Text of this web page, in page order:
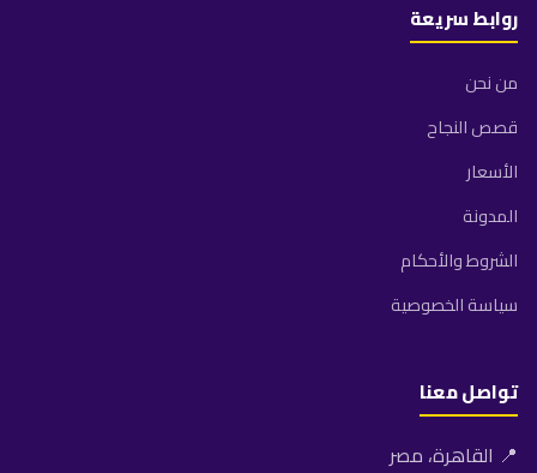
روابط سريعة
من نحن
قصص النجاح
الأسعار
المدونة
الشروط والأحكام
سياسة الخصوصية
تواصل معنا
📍 القاهرة، مصر